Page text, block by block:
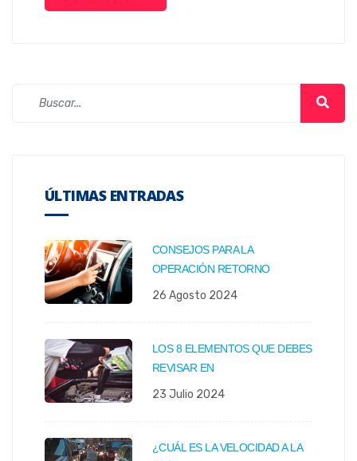
ÚLTIMAS ENTRADAS
CONSEJOS PARA LA
OPERACIÓN RETORNO
26 Agosto 2024
LOS 8 ELEMENTOS QUE DEBES
REVISAR EN
23 Julio 2024
¿CUÁL ES LA VELOCIDAD A LA